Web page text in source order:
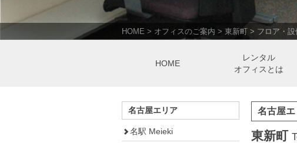
HOME > オフィスのご案内 > 東新町 > フロア・設
HOME
レンタル
オフィスとは
名古屋
東新町
名古屋エリア
名駅 Meieki